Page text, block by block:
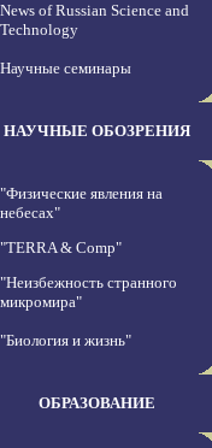
News of Russian Science and
Technology
Научные семинары
НАУЧНЫЕ ОБОЗРЕНИЯ
"Физические явления на
небесах"
"TERRA & Comp"
"Неизбежность странного
микромира"
"Биология и жизнь"
ОБРАЗОВАНИЕ